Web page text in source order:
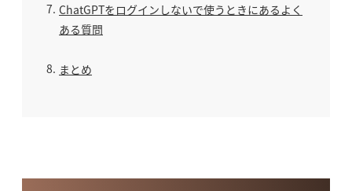
7 ChatGPTをログインしないで使うときにあるよく
ある質問
8 まとめ